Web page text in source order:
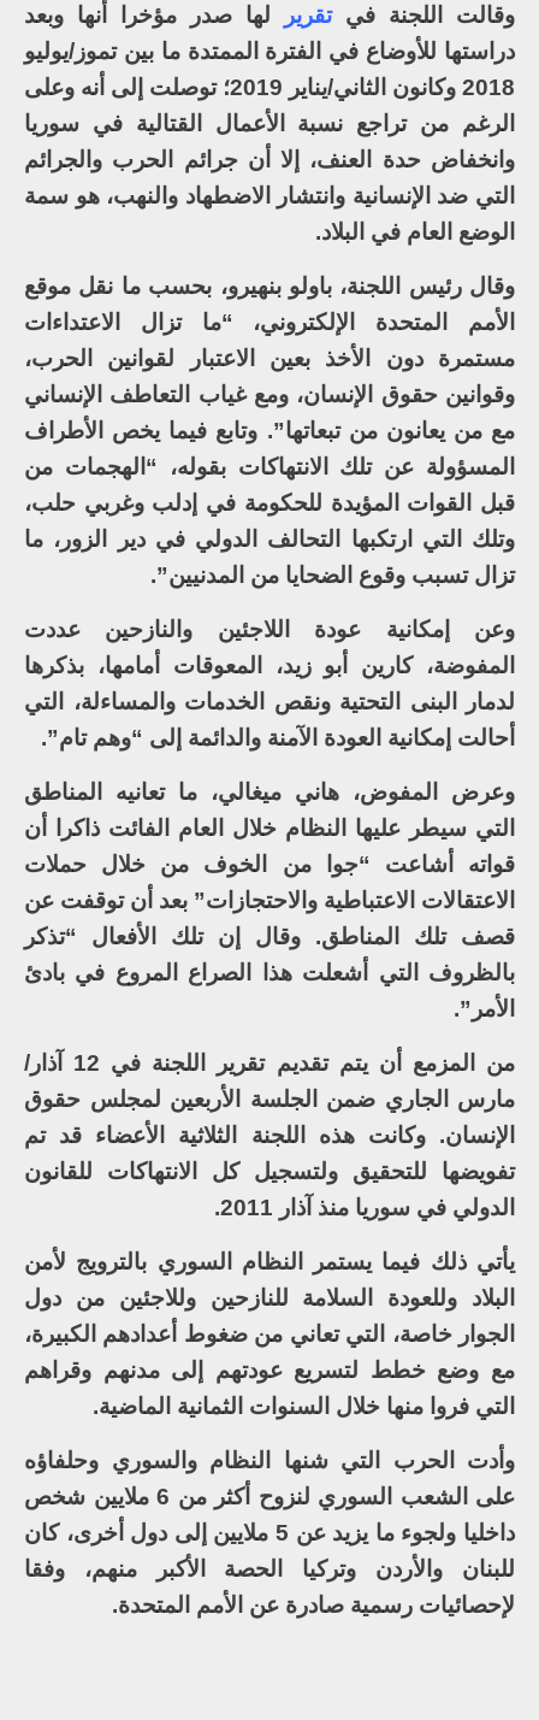
وقالت اللجنة في تقرير
لها صدر مؤخرا أنها وبعد
دراستها للأوضاع في الفترة الممتدة ما بين تموز/يوليو
2018 وكانون الثاني/يناير 2019؛ توصلت إلى أنه وعلى
الرغم من تراجع نسبة الأعمال القتالية في سوريا
وانخفاض حدة العنف، إلا أن جرائم الحرب والجرائم
التي ضد الإنسانية وانتشار الاضطهاد والنهب، هو سمة
الوضع العام في البلاد.
وقال رئيس اللجنة، باولو بنهيرو، بحسب ما نقل موقع
الأمم المتحدة الإلكتروني، “ما تزال الاعتداءات
مستمرة دون الأخذ بعين الاعتبار لقوانين الحرب،
وقوانين حقوق الإنسان، ومع غياب التعاطف الإنساني
مع من يعانون من تبعاتها”. وتابع فيما يخص الأطراف
المسؤولة عن تلك الانتهاكات بقوله، “الهجمات من
قبل القوات المؤيدة للحكومة في إدلب وغربي حلب،
وتلك التي ارتكبها التحالف الدولي في دير الزور، ما
تزال تسبب وقوع الضحايا من المدنيين”.
وعن إمكانية عودة اللاجئين والنازحين عددت
المفوضة، كارين أبو زيد، المعوقات أمامها، بذكرها
لدمار البنى التحتية ونقص الخدمات والمساءلة، التي
أحالت إمكانية العودة الآمنة والدائمة إلى “وهم تام”.
وعرض المفوض، هاني ميغالي، ما تعانيه المناطق
التي سيطر عليها النظام خلال العام الفائت ذاكرا أن
قواته أشاعت “جوا من الخوف من خلال حملات
الاعتقالات الاعتباطية والاحتجازات” بعد أن توقفت عن
قصف تلك المناطق. وقال إن تلك الأفعال “تذكر
بالظروف التي أشعلت هذا الصراع المروع في بادئ
الأمر”.
من المزمع أن يتم تقديم تقرير اللجنة في 12 آذار/
مارس الجاري ضمن الجلسة الأربعين لمجلس حقوق
الإنسان. وكانت هذه اللجنة الثلاثية الأعضاء قد تم
تفويضها للتحقيق ولتسجيل كل الانتهاكات للقانون
الدولي في سوريا منذ آذار 2011.
يأتي ذلك فيما يستمر النظام السوري بالترويج لأمن
البلاد وللعودة السلامة للنازحين وللاجئين من دول
الجوار خاصة، التي تعاني من ضغوط أعدادهم الكبيرة،
مع وضع خطط لتسريع عودتهم إلى مدنهم وقراهم
التي فروا منها خلال السنوات الثمانية الماضية.
وأدت الحرب التي شنها النظام والسوري وحلفاؤه
على الشعب السوري لنزوح أكثر من 6 ملايين شخص
داخليا ولجوء ما يزيد عن 5 ملايين إلى دول أخرى، كان
للبنان والأردن وتركيا الحصة الأكبر منهم، وفقا
لإحصائيات رسمية صادرة عن الأمم المتحدة.